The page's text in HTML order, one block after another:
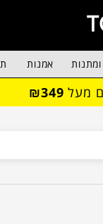
אמנות
מעל ₪349